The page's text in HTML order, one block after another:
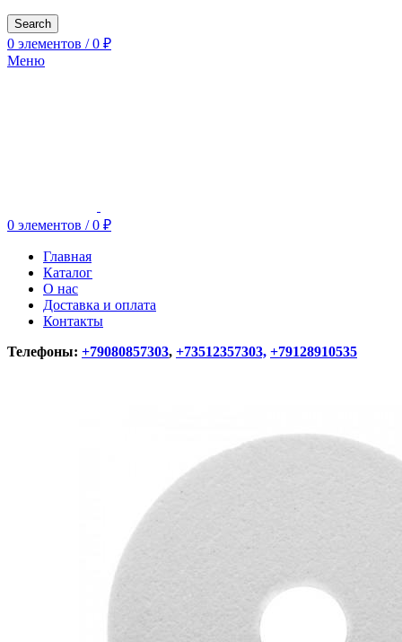
Search
0 элементов / 0 ₽
Меню
0 элементов / 0 ₽
Главная
Каталог
О нас
Доставка и оплата
Контакты
Телефоны: +79080857303, +73512357303, +79128910535